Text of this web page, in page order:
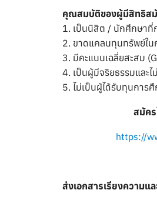
คุณสมบัติของผู้มีสิทธิส
1. เป็นนิสิต / นักศึกษาที่
2. ขาดแคลนทุนทรัพย์ใน
3. มีคะแนนเฉลี่ยสะสม
4. เป็นผู้มีจริยธรรมและ
5. ไม่เป็นผู้ได้รับทุนการ
สมัค
https://
ส่งเอกสารเรียงความแ